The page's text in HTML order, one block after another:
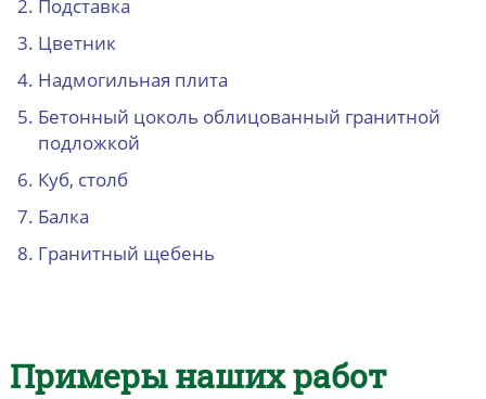
Подставка
Цветник
Надмогильная плита
Бетонный цоколь облицованный гранитной
подложкой
Куб, столб
Балка
Гранитный щебень
Примеры наших работ